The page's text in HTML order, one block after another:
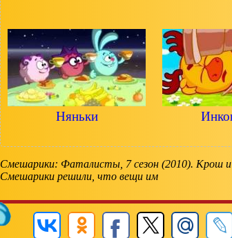
Няньки
Смешарики: Фаталисты, 7 сезон (2010). Крош
Смешарики решили, что вещи им